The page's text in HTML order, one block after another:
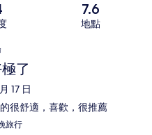
7.6
地點
了
17 日
很舒適，喜歡，很推薦
旅行